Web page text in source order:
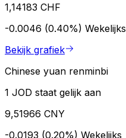
1,14183 CHF
-0.0046 (0.40%) Wekelijks
Bekijk grafiek
Chinese yuan renminbi
1 JOD staat gelijk aan
9,51966 CNY
-0.0193 (0.20%) Wekelijks